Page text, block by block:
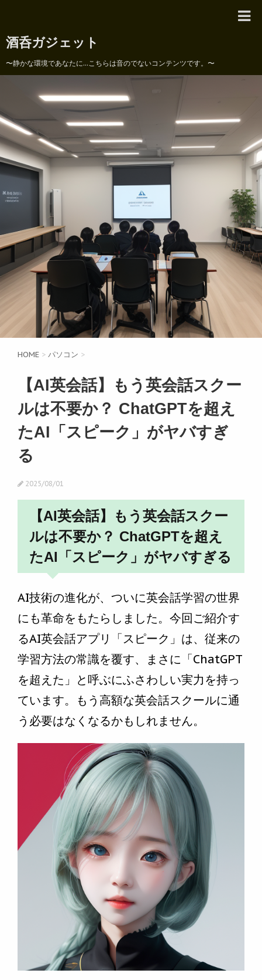
酒呑ガジェット
〜静かな環境であなたに...こちらは音のでないコンテンツです。〜
HOME > パソコン >
【AI英会話】もう英会話スクー
ルは不要か？ ChatGPTを超え
たAI「スピーク」がヤバすぎ
る
2025/08/01
【AI英会話】もう英会話スクー
ルは不要か？ ChatGPTを超え
たAI「スピーク」がヤバすぎる
AI技術の進化が、ついに英会話学習の世界
にも革命をもたらしました。今回ご紹介す
るAI英会話アプリ「スピーク」は、従来の
学習方法の常識を覆す、まさに「ChatGPT
を超えた」と呼ぶにふさわしい実力を持っ
ています。もう高額な英会話スクールに通
う必要はなくなるかもしれません。